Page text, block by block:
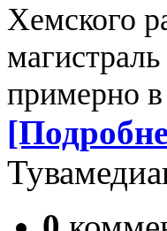
Хемского
примерно